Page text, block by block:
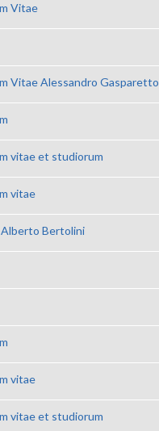
Vitae
Vitae Alessandro Gasparetto
vitae et studiorum
vitae
Bertolini
vitae
vitae et studiorum